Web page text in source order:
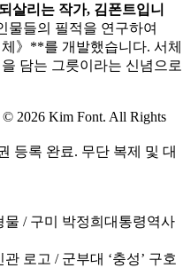
리는 작가, 김폰트입니
물들의 필적을 연구하여
》**를 개발했습니다. 서체
담는 그릇이라는 신념으로
© 2026 Kim Font. All Rights
등록 완료. 무단 복제 및 대
/ 구미 박정희대통령역사
로고 / 군부대 ‘충성’ 구호